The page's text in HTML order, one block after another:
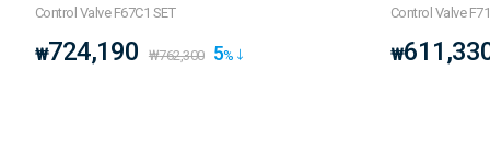
Control Valve F67C1 SET
₩724,190 ₩762,300 5%
Control Valve
₩